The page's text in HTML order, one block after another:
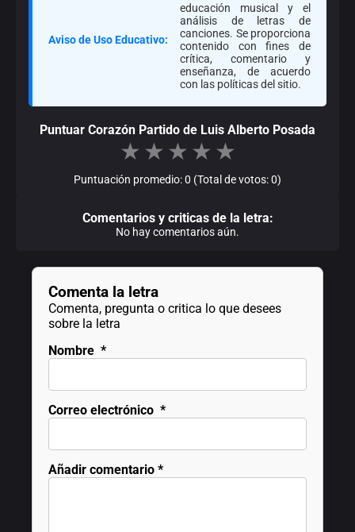
Aviso de Uso Educativo:
educación musical y el
análisis de letras de
canciones. Se proporciona
contenido con fines de
crítica, comentario y
enseñanza, de acuerdo
con las políticas del sitio.
Puntuar Corazón Partido de Luis Alberto Posada
★ ★ ★ ★ ★
Puntuación promedio: 0 (Total de votos: 0)
Comentarios y criticas de la letra:
No hay comentarios aún.
Comenta la letra
Comenta, pregunta o critica lo que desees
sobre la letra
Nombre *
Correo electrónico *
Añadir comentario *